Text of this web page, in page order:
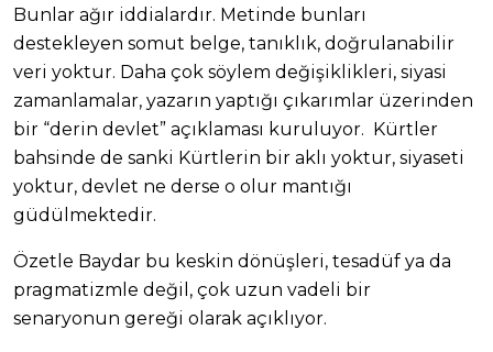
Bunlar ağır iddialardır. Metinde bunları
destekleyen somut belge, tanıklık, doğrulanabilir
veri yoktur. Daha çok söylem değişiklikleri, siyasi
zamanlamalar, yazarın yaptığı çıkarımlar üzerinden
bir “derin devlet” açıklaması kuruluyor. Kürtler
bahsinde de sanki Kürtlerin bir aklı yoktur, siyaseti
yoktur, devlet ne derse o olur mantığı
güdülmektedir.
Özetle Baydar bu keskin dönüşleri, tesadüf ya da
pragmatizmle değil, çok uzun vadeli bir
senaryonun gereği olarak açıklıyor.